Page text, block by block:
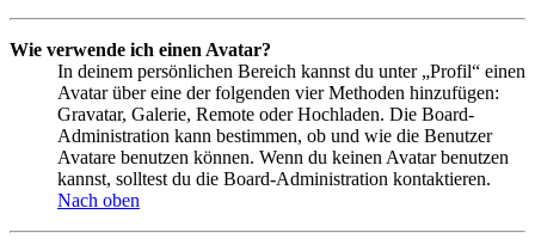
Wie verwende ich einen Avatar?
In deinem persönlichen Bereich kannst du unter „Profil“ einen
Avatar über eine der folgenden vier Methoden hinzufügen:
Gravatar, Galerie, Remote oder Hochladen. Die Board-
Administration kann bestimmen, ob und wie die Benutzer
Avatare benutzen können. Wenn du keinen Avatar benutzen
kannst, solltest du die Board-Administration kontaktieren.
Nach oben